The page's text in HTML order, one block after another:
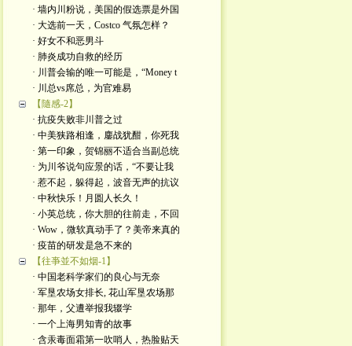
· 墙内川粉说，美国的假选票是外国
· 大选前一天，Costco 气氛怎样？
· 好女不和恶男斗
· 肺炎成功自救的经历
· 川普会输的唯一可能是，“Money t
· 川总vs席总，为官难易
【隨感-2】
· 抗疫失败非川普之过
· 中美狭路相逢，鏖战犹酣，你死我
· 第一印象，贺锦丽不适合当副总统
· 为川爷说句应景的话，“不要让我
· 惹不起，躲得起，波音无声的抗议
· 中秋快乐！月圆人长久！
· 小英总统，你大胆的往前走，不回
· Wow，微软真动手了？美帝来真的
· 疫苗的研发是急不来的
【往亊並不如烟-1】
· 中国老科学家们的良心与无奈
· 军垦农场女排长, 花山军垦农场那
· 那年，父遭举报我辍学
· 一个上海男知青的故事
· 含汞毒面霜第一吹哨人，热脸贴天